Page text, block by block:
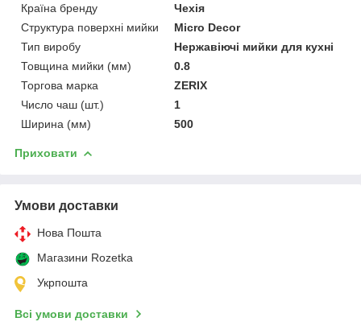
Країна бренду
Чехія
Структура поверхні мийки
Micro Decor
Тип виробу
Нержавіючі мийки для кухні
Товщина мийки (мм)
0.8
Торгова марка
ZERIX
Число чаш (шт.)
1
Ширина (мм)
500
Приховати
Умови доставки
Нова Пошта
Магазини Rozetka
Укрпошта
Всі умови доставки